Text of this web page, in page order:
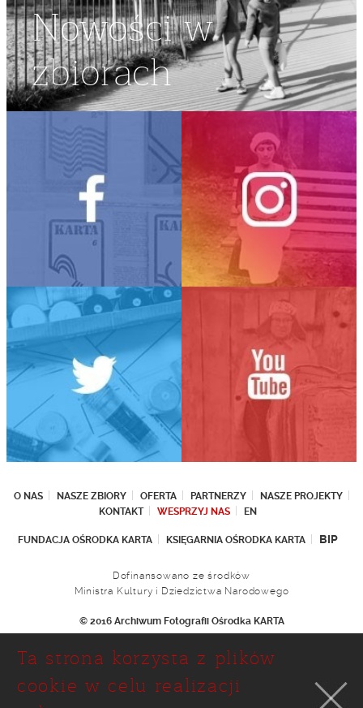
Nowości w
zbiorach
O NAS NASZE ZBIORY OFERTA PARTNERZY
NASZE PROJEKTY
KONTAKT
WESPRZYJ NAS EN
FUNDACJA OŚRODKA KARTA KSIĘGARNIA OŚRODKA KARTA BIP
Dofinansowano ze środków
Ministra Kultury i Dziedzictwa Narodowego
© 2016 Archiwum Fotografii Ośrodka KARTA
Ul. Narbutta 29
02-536 Warszawa
tel.: (+48 22) 646 36 90
Ta strona korzysta z plików
cookie w celu realizacji